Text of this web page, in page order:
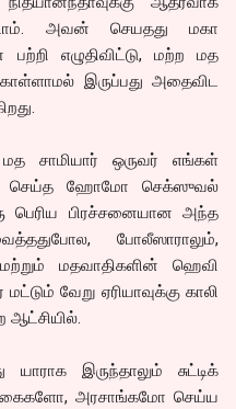
அவன் செயதது மகா
எழுதிவிட்டு, மற்ற மத
இருப்பது அதைவிட
சாமியார் ஒருவர் எங்கள்
செய்த ஹோமோ செக்ஸுவல்
பெரிய பிரச்சனையான அந்த
போலீஸாராலும்,
மற்றும் மதவாதிகளின் ஹெவி
வேறு ஏரியாவுக்கு காலி
ஆட்சியில்.
இருந்தாலும் சுட்டிக்
அரசாங்கமோ செய்ய